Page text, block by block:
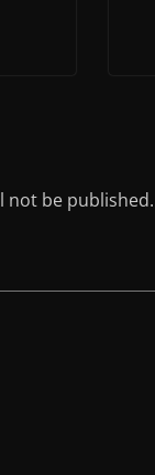
not be published.